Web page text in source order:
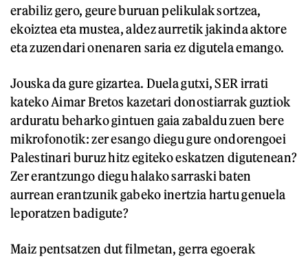
erabiliz gero, geure buruan pelikulak sortzea,
ekoiztea eta mustea, aldez aurretik jakinda aktore
eta zuzendari onenaren saria ez digutela emango.
Jouska da gure gizartea. Duela gutxi, SER irrati
kateko Aimar Bretos kazetari donostiarrak guztiok
arduratu beharko gintuen gaia zabaldu zuen bere
mikrofonotik: zer esango diegu gure ondorengoei
Palestinari buruz hitz egiteko eskatzen digutenean?
Zer erantzungo diegu halako sarraski baten
aurrean erantzunik gabeko inertzia hartu genuela
leporatzen badigute?
Maiz pentsatzen dut filmetan, gerra egoerak